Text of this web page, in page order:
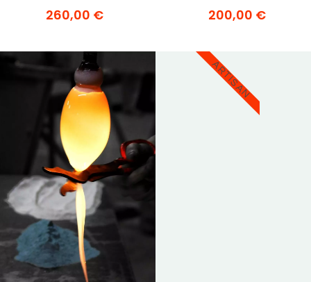
260,00 € 200,00 €
ARTISAN